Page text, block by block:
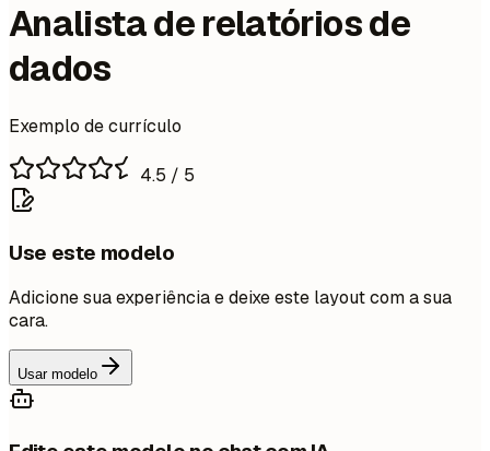
Analista de relatórios de
dados
Exemplo de currículo
4.5 / 5
Use este modelo
Adicione sua experiência e deixe este layout com a sua
cara.
Usar modelo